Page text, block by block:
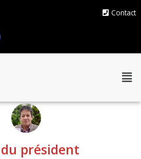
Contact
président